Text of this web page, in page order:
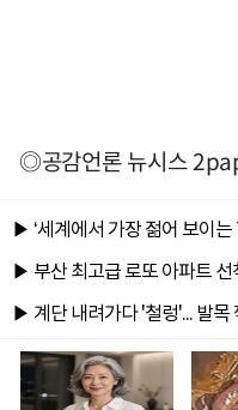
◎공감언론 뉴시스